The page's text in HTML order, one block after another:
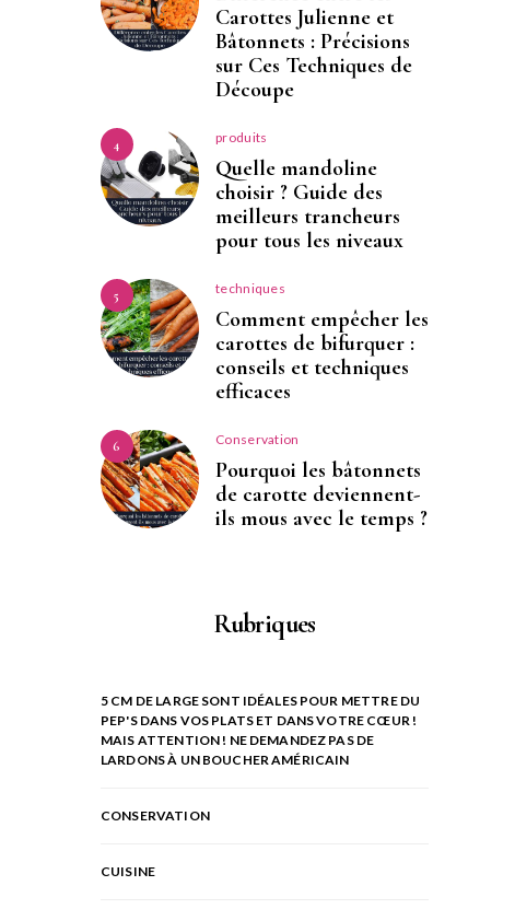
Carottes Julienne et
Bâtonnets : Précisions
sur Ces Techniques de
Découpe
4 produits
Quelle mandoline
choisir ? Guide des
meilleurs trancheurs
pour tous les niveaux
5 techniques
Comment empêcher les
carottes de bifurquer :
conseils et techniques
efficaces
6 Conservation
Pourquoi les bâtonnets
de carotte deviennent-
ils mous avec le temps ?
Rubriques
5 CM DE LARGE SONT IDÉALES POUR METTRE DU
PEP'S DANS VOS PLATS ET DANS VOTRE CŒUR !
MAIS ATTENTION ! NE DEMANDEZ PAS DE
LARDONS À UN BOUCHER AMÉRICAIN
CONSERVATION
CUISINE